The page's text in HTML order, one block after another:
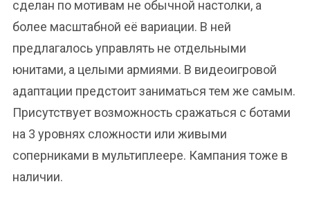
сделан по мотивам не обычной настолки, а
более масштабной её вариации. В ней
предлагалось управлять не отдельными
юнитами, а целыми армиями. В видеоигровой
адаптации предстоит заниматься тем же самым.
Присутствует возможность сражаться с ботами
на 3 уровнях сложности или живыми
соперниками в мультиплеере. Кампания тоже в
наличии.